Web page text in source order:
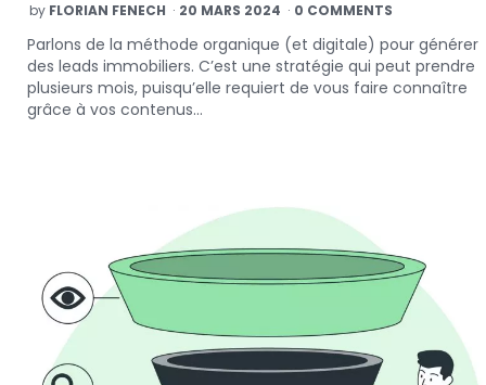
POSTED
BY
by FLORIAN FENECH 20 MARS 2024 0 COMMENTS
Parlons de la méthode organique (et digitale) pour générer
des leads immobiliers. C’est une stratégie qui peut prendre
plusieurs mois, puisqu’elle requiert de vous faire connaître
grâce à vos contenus…